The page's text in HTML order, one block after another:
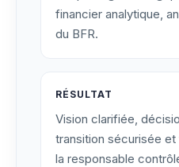
financier analytique,
du BFR.
RÉSULTAT
Vision clarifiée,
transition sécurisée
la responsable